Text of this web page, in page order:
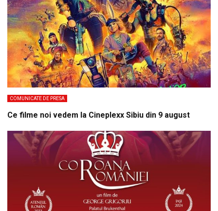
COMUNICATE DE PRESA
Ce filme noi vedem la Cineplexx Sibiu din 9 august